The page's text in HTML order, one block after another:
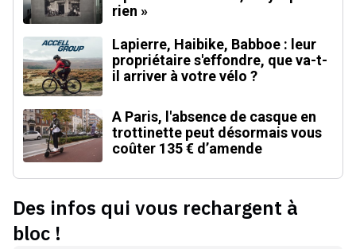
rien »
Lapierre, Haibike, Babboe : leur
propriétaire s'effondre, que va-t-
il arriver à votre vélo ?
A Paris, l'absence de casque en
trottinette peut désormais vous
coûter 135 € d’amende
Des infos qui vous rechargent à
bloc !